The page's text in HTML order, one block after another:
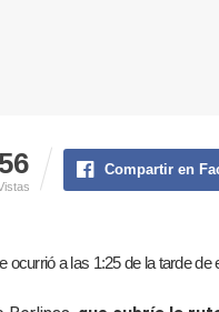
56 Compartir en
ocurrió a las 1:25 de la tarde de